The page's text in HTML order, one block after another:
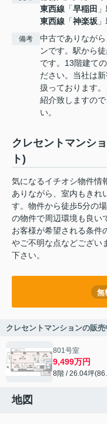
東西線 「早稲田
東西線 「神楽坂
備考
中古でありなが
ンです。駅から
です。13階建て
ださい。当社は
扱っております
紹介致しますの
い。
クレセントマンシ
ト)
気になるイチオシ物件情
ありながら、室内もきれ
す。物件から徒歩5分の
の物件で周辺環境も良い
お客様が希望される条件
やご不明な点などござい
下さい。
無
クレセントマンションの販
801号室
9,499万円
8階 / 26.04坪
地図